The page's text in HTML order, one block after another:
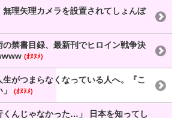
無理矢理カメラを設置されてしょんぼ
の禁書目録、最新刊でヒロイン戦争決
(ｵﾇﾇﾒ)
生がつまらなくなっている人へ。『こ
(ｵﾇﾇﾒ)
くんじゃなかった…」 日本を知ってし